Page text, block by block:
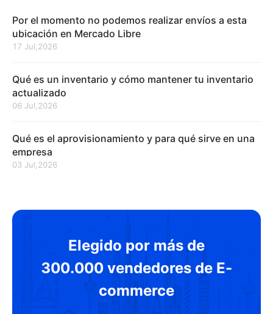
Por el momento no podemos realizar envíos a esta
ubicación en Mercado Libre
17 Jul,2026
Qué es un inventario y cómo mantener tu inventario
actualizado
06 Jul,2026
Qué es el aprovisionamiento y para qué sirve en una
empresa
03 Jul,2026
Elegido por más de
300.000 vendedores de E-
commerce